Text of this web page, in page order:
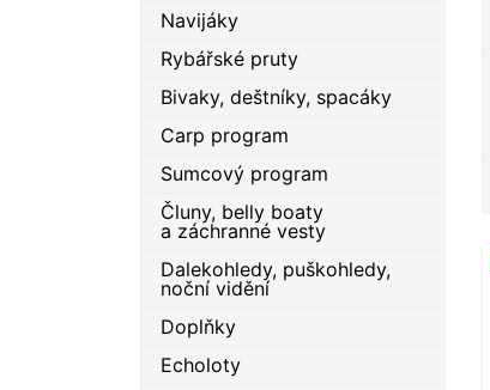
Navijáky
Rybářské pruty
Bivaky, deštníky, spacáky
Carp program
Sumcový program
Čluny, belly boaty
a záchranné vesty
Dalekohledy, puškohledy,
noční vidění
Doplňky
Echoloty